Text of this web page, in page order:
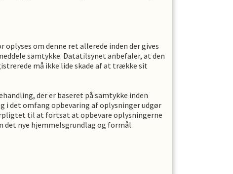
om denne ret allerede inden der gives
samtykke. Datatilsynet anbefaler, at den
må ikke lide skade af at trække sit
der er baseret på samtykke inden
det omfang opbevaring af oplysninger udgør
til at fortsat at opbevare oplysningerne
det nye hjemmelsgrundlag og formål.